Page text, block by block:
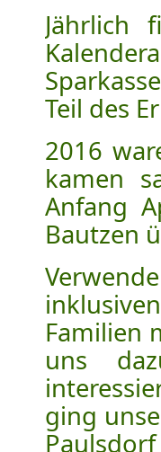
Jährlich
Teil des
2016
kamen
Anfang
Bautzen
Familien
uns
ging